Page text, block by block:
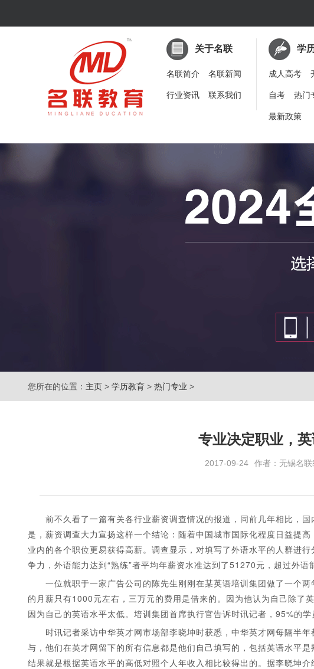
关于名联
名联简介 名联新闻
行业资讯 联系我们
学
成人高考
自考 热门
最新政策
您所在的位置： 主页 > 学历教育 > 热门专业 >
专业决定职业，
2017-09-24 作者：无锡名联
前不久看了一篇有关各行业薪资调查情况的报道，同前几年相比，国
是，薪资调查大力宣扬这样一个结论：随着中国城市国际化程度日益提
业内的各个职位更易获得高薪。调查显示，对填写了外语水平的人群进
争力，外语能力达到“熟练”者平均年薪资水准达到了51270元，超过外语
一位就职于一家广告公司的陈先生刚刚在某英语培训集团做了一个两
的月薪只有1000元左右，三万元的费用是借来的。因为他认为自己除了
因为自己的英语水平太低。培训集团首席执行官告诉时讯记者，95%的学
时讯记者采访中华英才网市场部李晓坤时获悉，中华英才网每隔半年
与，他们在英才网留下的所有信息都是他们自己填写的，包括英语水平
结果就是根据英语水平的高低对照个人年收入相比较得出的。据李晓坤
1 2 3 4 5